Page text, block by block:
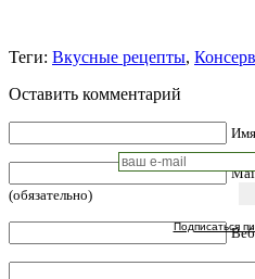
Подписаться
Теги: Вкусные рецепты,
Оставить комментарий
(обязательно)